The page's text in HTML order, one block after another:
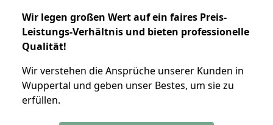
Wir legen großen Wert auf ein faires Preis-
Leistungs-Verhältnis und bieten professionelle
Qualität!
Wir verstehen die Ansprüche unserer Kunden in
Wuppertal und geben unser Bestes, um sie zu
erfüllen.